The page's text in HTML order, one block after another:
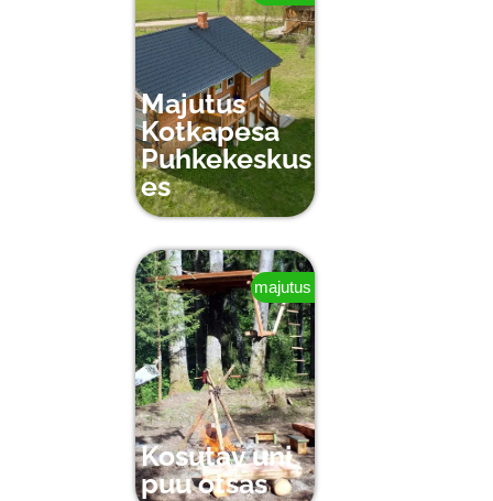
Majutus
Kotkapesa
Puhkekeskus
es
majutus
Kosutav uni
puu otsas